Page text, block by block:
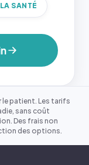
SANTÉ
le patient. Les tarifs
sans coût
Des frais non
des options.